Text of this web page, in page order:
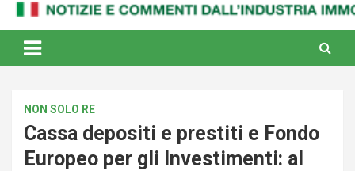
By Internews
internazionale
NON SOLO RE
Cassa depositi e prestiti e Fondo
Europeo per gli Investimenti: al